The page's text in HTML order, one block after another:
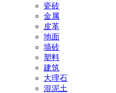
瓷砖
金属
皮革
地面
墙砖
塑料
建筑
大理石
混泥土